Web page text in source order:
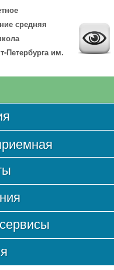
средняя
Петербурга им.
организации